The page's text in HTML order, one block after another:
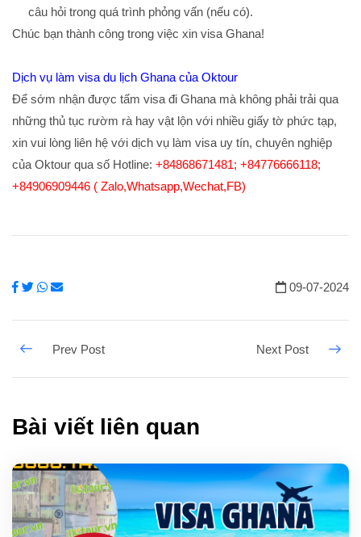
câu hỏi trong quá trình phỏng vấn (nếu có).
Chúc bạn thành công trong việc xin visa Ghana!
Dịch vụ làm visa du lịch Ghana của Oktour
Để sớm nhận được tấm visa đi Ghana mà không phải trải qua
những thủ tục rườm rà hay vật lộn với nhiều giấy tờ phức tạp,
xin vui lòng liên hệ với dịch vụ làm visa uy tín, chuyên nghiệp
của Oktour qua số Hotline: +84868671481; +84776666118;
+84906909446 ( Zalo,Whatsapp,Wechat,FB)
09-07-2024
Bài viết liên quan